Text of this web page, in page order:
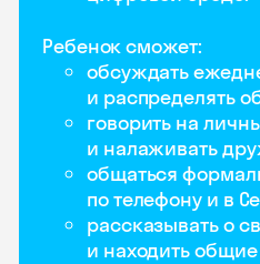
Ребенок сможет:
обсуждать
и распределять
говорить на
и налаживать
общаться
по телефону и в
рассказывать о
и находить